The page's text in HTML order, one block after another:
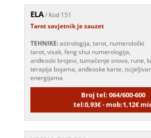
ELA/ Kod 151
Tarot savjetnik je zauzet
tarot, visak, feng shui numerologija,
anđeoski brojevi, tumačenje snova, rune,
terapija bojama, anđeoske karte,
energijama
Broj tel: 064/600-600
tel:0,93€ - mob:1,12€ min
VESNA BURCSA/ Kod 55